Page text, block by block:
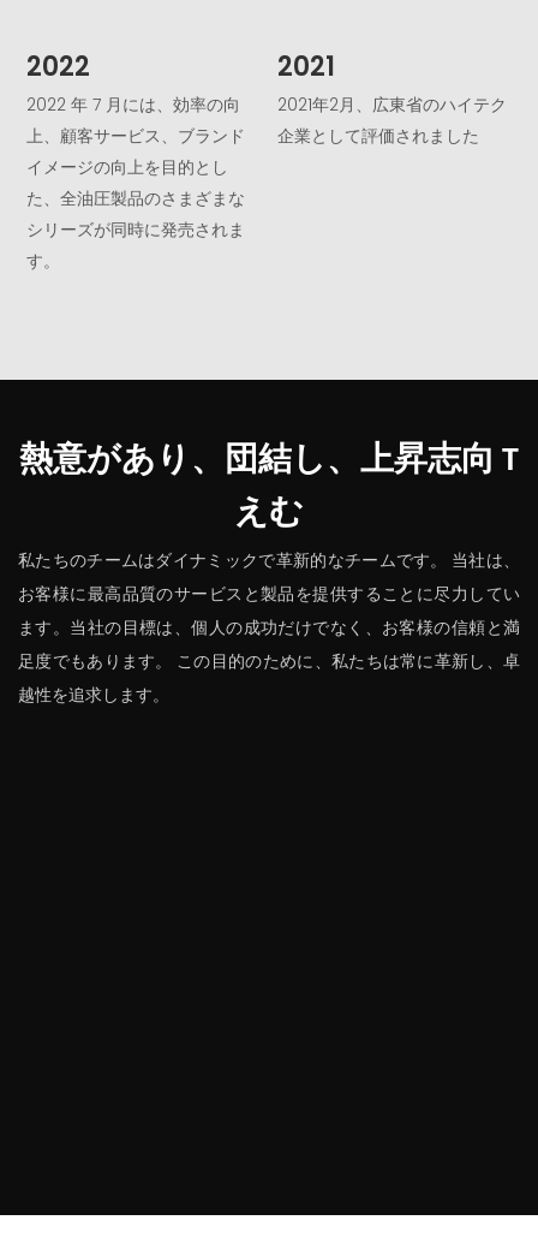
2022
2022 年 7 月には、効率の向
上、顧客サービス、ブランド
イメージの向上を目的とし
た、全油圧製品のさまざまな
シリーズが同時に発売されま
す。
2021
2021年2月、広東省のハイテク
企業として評価されました
熱意があり、団結し、上昇志向 T
えむ
私たちのチームはダイナミックで革新的なチームです。 当社は、
お客様に最高品質のサービスと製品を提供することに尽力してい
ます。当社の目標は、個人の成功だけでなく、お客様の信頼と満
足度でもあります。 この目的のために、私たちは常に革新し、卓
越性を追求します。